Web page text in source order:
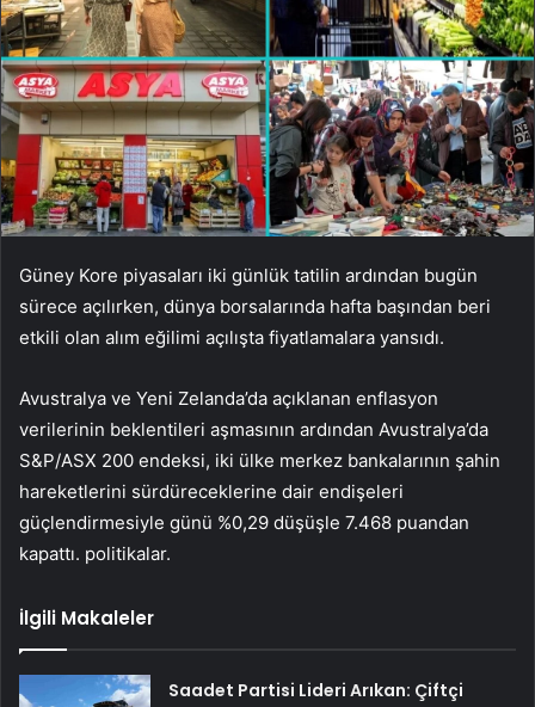
Güney Kore piyasaları iki günlük tatilin ardından bugün
sürece açılırken, dünya borsalarında hafta başından beri
etkili olan alım eğilimi açılışta fiyatlamalara yansıdı.
Avustralya ve Yeni Zelanda’da açıklanan enflasyon
verilerinin beklentileri aşmasının ardından Avustralya’da
S&P/ASX 200 endeksi, iki ülke merkez bankalarının şahin
hareketlerini sürdüreceklerine dair endişeleri
güçlendirmesiyle günü %0,29 düşüşle 7.468 puandan
kapattı. politikalar.
İlgili Makaleler
Saadet Partisi Lideri Arıkan: Çiftçi